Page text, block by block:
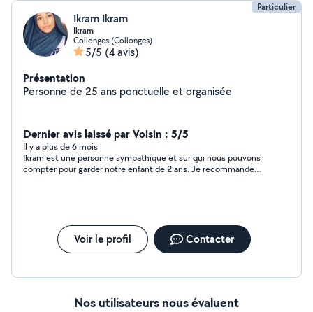
Particulier
Ikram Ikram
Ikram
Collonges (Collonges)
5/5 (4 avis)
Présentation
Personne de 25 ans ponctuelle et organisée
Dernier avis laissé par Voisin : 5/5
Il y a plus de 6 mois
Ikram est une personne sympathique et sur qui nous pouvons
compter pour garder notre enfant de 2 ans. Je recommande
Voir le profil Contacter
Nos utilisateurs nous évaluent